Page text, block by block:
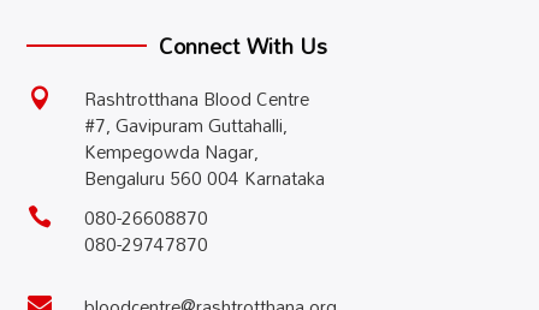
Connect With Us
 Rashtrotthana Blood Centre
#7, Gavipuram Guttahalli,
Kempegowda Nagar,
Bengaluru 560 004 Karnataka
 080-26608870
080-29747870
